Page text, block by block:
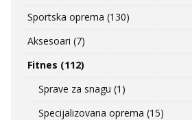
Sportska oprema (130)
Aksesoari (7)
Fitnes (112)
Sprave za snagu (1)
Specijalizovana oprema (15)